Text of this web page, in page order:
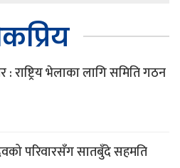
: राष्ट्रिय भेलाका लागि समिति गठन
परिवारसँग सातबुँदे सहमति